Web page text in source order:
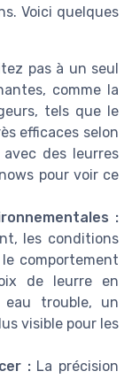
Voici quelques
pas à un seul
comme la
tels que le
efficaces selon
des leurres
pour voir ce
:
les conditions
comportement
de leurre en
eau trouble, un
visible pour les
:La précision